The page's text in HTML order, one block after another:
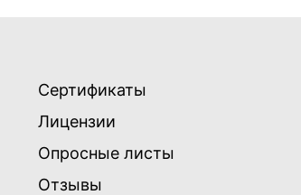
Сертификаты
Лицензии
Опросные листы
Отзывы